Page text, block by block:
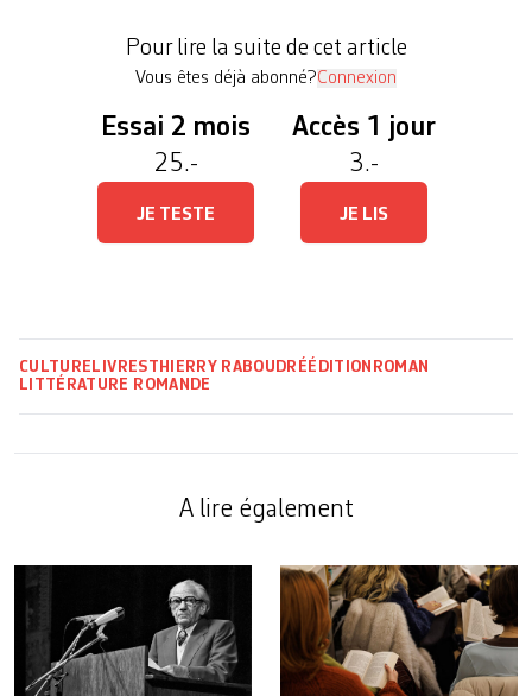
Garamond. Le roman […]
Pour lire la suite de cet article
Vous êtes déjà abonné?Connexion
Essai 2 mois
25.-
JE TESTE
Accès 1 jour
3.-
JE LIS
CULTURE LIVRESTHIERRY RABOUD RÉÉDITION ROMAN
LITTÉRATURE ROMANDE
A lire également